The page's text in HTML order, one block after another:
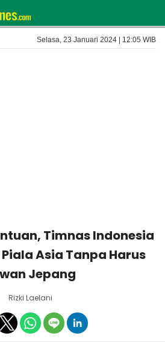
Selasa, 23 Januari 2024 | 12:05 WIB
Timnas Indonesia
Piala Asia Tanpa Harus
Jepang
Rizki Laelani